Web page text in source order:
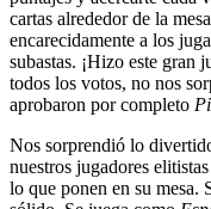
cartas alrededor de la
encarecidamente a los
subastas. ¡Hizo este gran
todos los votos, no nos
aprobaron por completo
Nos sorprendió lo
nuestros jugadores
lo que ponen en su mesa.